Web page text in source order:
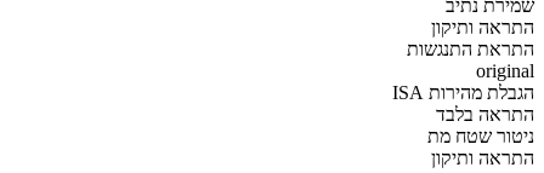
שמירת נתיב
התראה ותיקון
התראת התנגשות
original
הגבלת מהירות ISA
התראה בלבד
ניטור שטח מת
התראה ותיקון